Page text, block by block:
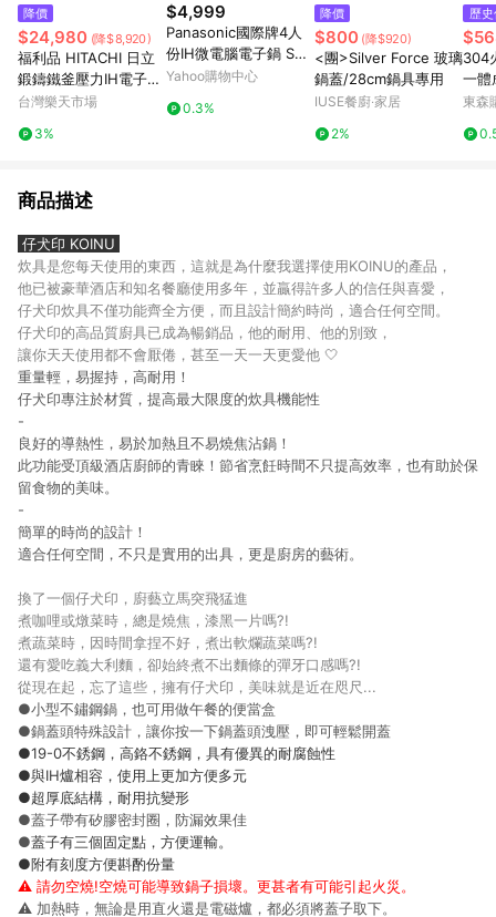
降價
$24,980 (降$8,920)
福利品 HITACHI 日立
鍛鑄鐵釜壓力IH電子鍋
RZ-YW3000TR RZYW
台灣樂天市場
3%
$4,999
Panasonic國際牌4人
份IH微電腦電子鍋 SR-
KT069
Yahoo購物中心
0.3%
降價
$800 (降$920)
<團>Silver Force 玻璃
鍋蓋/28cm鍋具專用
IUSE餐廚‧家居
2%
歷
304
一體
帶蓋
東森
商品描述
仔犬印 KOINU
炊具是您每天使用的東西，這就是為什麼我選擇使用KOINU的產品，
他已被豪華酒店和知名餐廳使用多年，並贏得許多人的信任與喜愛，
仔犬印炊具不僅功能齊全方便，而且設計簡約時尚，適合任何空間。
仔犬印的高品質廚具已成為暢銷品，他的耐用、他的別致，
讓你天天使用都不會厭倦，甚至一天一天更愛他 🤍
重量輕，易握持，高耐用！
仔犬印專注於材質，提高最大限度的炊具機能性
-
良好的導熱性，易於加熱且不易燒焦沾鍋！
此功能受頂級酒店廚師的青睞！節省烹飪時間不只提高效率，也有助於保
留食物的美味。
-
簡單的時尚的設計！
適合任何空間，不只是實用的出具，更是廚房的藝術。
換了一個仔犬印，廚藝立馬突飛猛進
煮咖哩或燉菜時，總是燒焦，漆黑一片嗎?!
煮蔬菜時，因時間拿捏不好，煮出軟爛蔬菜嗎?!
還有愛吃義大利麵，卻始終煮不出麵條的彈牙口感嗎?!
從現在起，忘了這些，擁有仔犬印，美味就是近在咫尺...
●小型不鏽鋼鍋，也可用做午餐的便當盒
●鍋蓋頭特殊設計，讓你按一下鍋蓋頭洩壓，即可輕鬆開蓋
●19-0不銹鋼，高鉻不銹鋼，具有優異的耐腐蝕性
●與IH爐相容，使用上更加方便多元
●超厚底結構，耐用抗變形
●蓋子帶有矽膠密封圈，防漏效果佳
●蓋子有三個固定點，方便運輸。
●附有刻度方便斟酌份量
⚠ 請勿空燒!空燒可能導致鍋子損壞。更甚者有可能引起火災。
⚠ 加熱時，無論是用直火還是電磁爐，都必須將蓋子取下。